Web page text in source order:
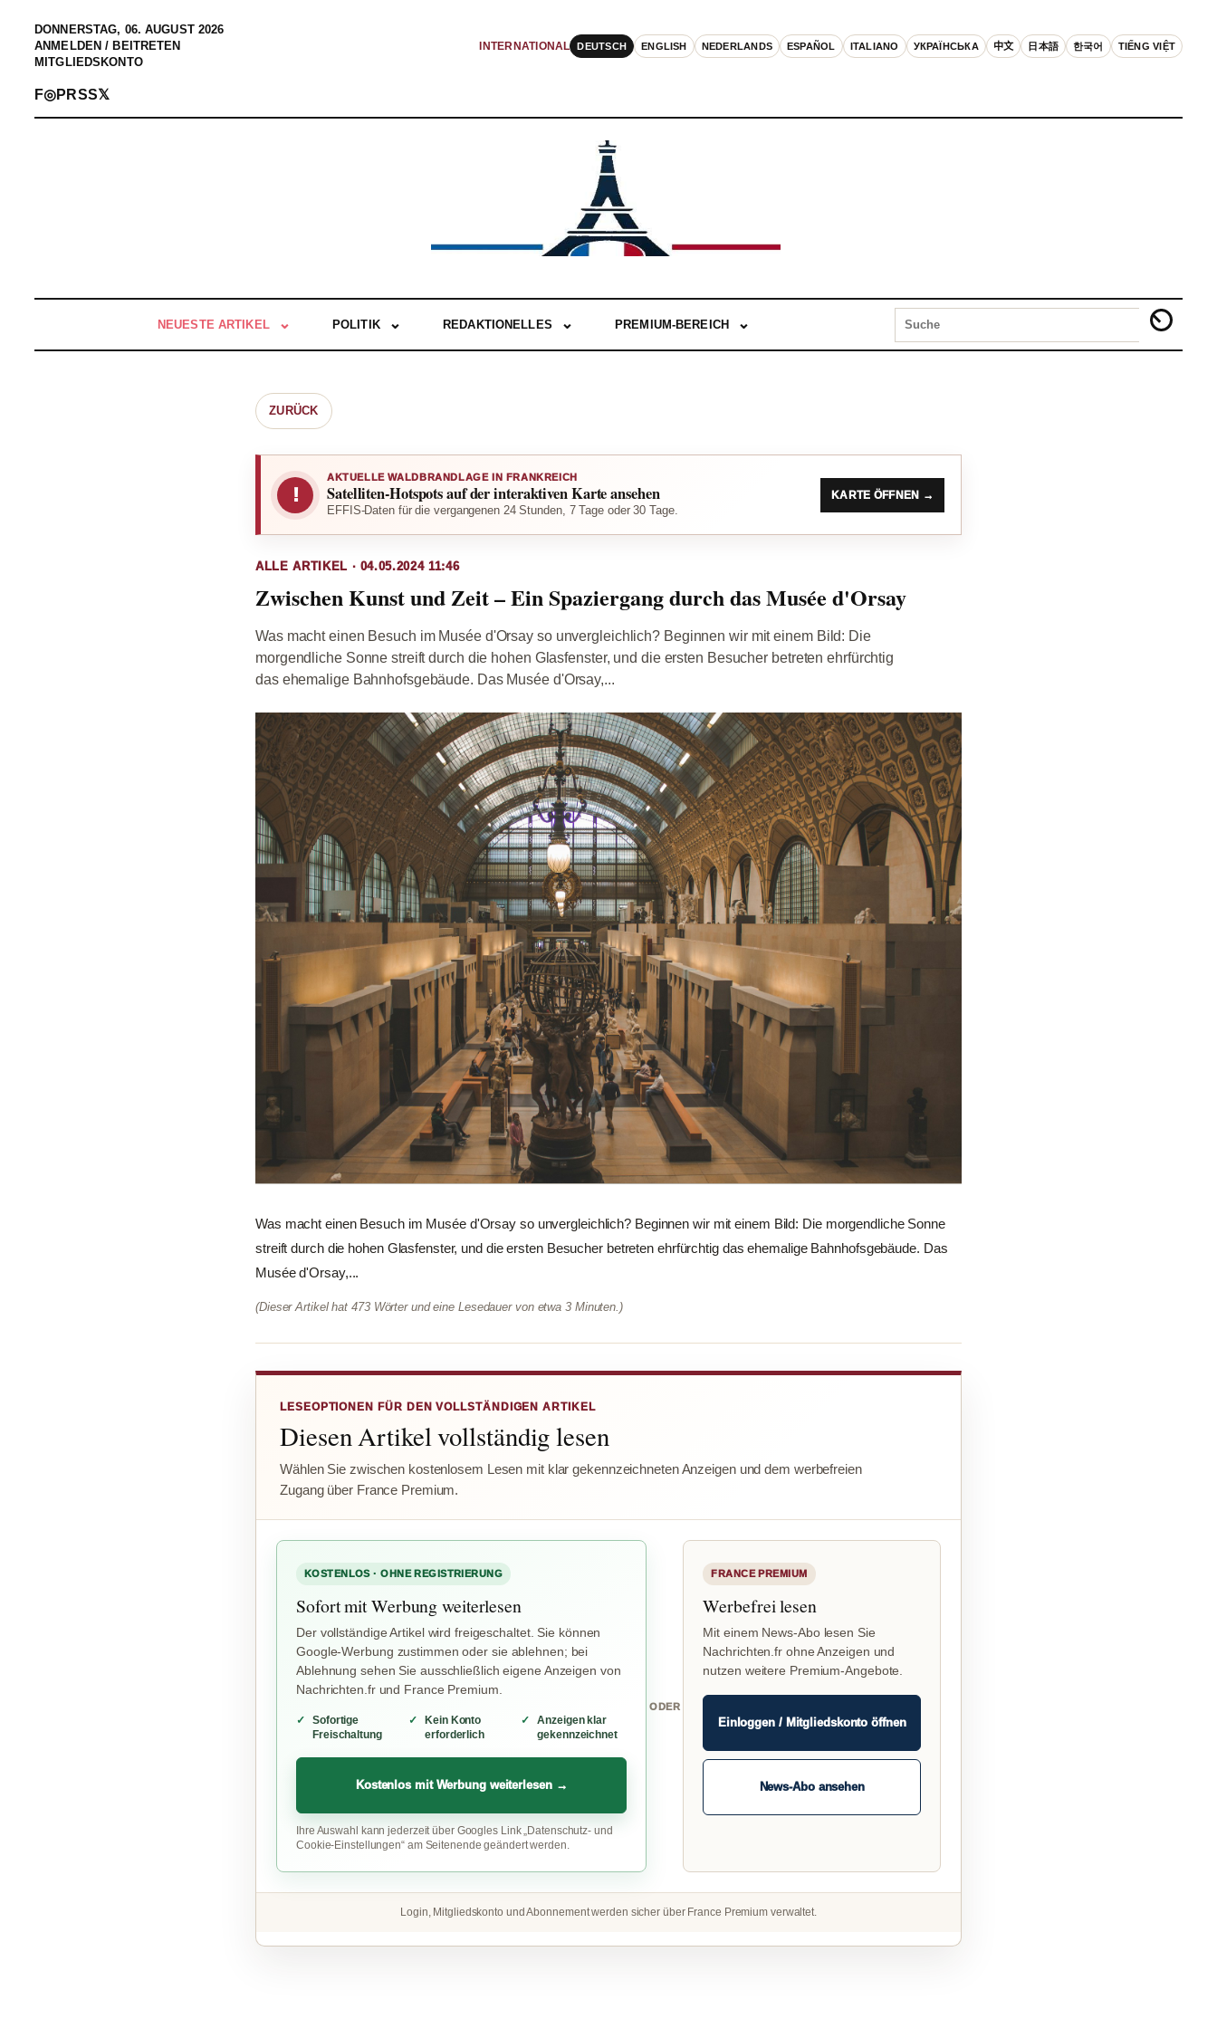
DONNERSTAG, 06. AUGUST 2026
ANMELDEN / BEITRETEN
MITGLIEDSKONTO
INTERNATIONAL DEUTSCH ENGLISH NEDERLANDS ESPAÑOL ITALIANO УКРАЇНСЬКА 中文 日本語 한국어 TIẾNG VIỆT
F◎PRSS𝕏
NEUESTE ARTIKEL POLITIK REDAKTIONELLES PREMIUM-BEREICH
ZURÜCK
!
AKTUELLE WALDBRANDLAGE IN FRANKREICH
Satelliten-Hotspots auf der interaktiven Karte ansehen
EFFIS-Daten für die vergangenen 24 Stunden, 7 Tage oder 30 Tage.
KARTE ÖFFNEN →
ALLE ARTIKEL · 04.05.2024 11:46
Zwischen Kunst und Zeit – Ein Spaziergang durch das Musée d'Orsay
Was macht einen Besuch im Musée d'Orsay so unvergleichlich? Beginnen wir mit einem Bild: Die
morgendliche Sonne streift durch die hohen Glasfenster, und die ersten Besucher betreten ehrfürchtig
das ehemalige Bahnhofsgebäude. Das Musée d'Orsay,...
Was macht einen Besuch im Musée d'Orsay so unvergleichlich? Beginnen wir mit einem Bild: Die morgendliche Sonne
streift durch die hohen Glasfenster, und die ersten Besucher betreten ehrfürchtig das ehemalige Bahnhofsgebäude. Das
Musée d'Orsay,...
(Dieser Artikel hat 473 Wörter und eine Lesedauer von etwa 3 Minuten.)
LESEOPTIONEN FÜR DEN VOLLSTÄNDIGEN ARTIKEL
Diesen Artikel vollständig lesen
Wählen Sie zwischen kostenlosem Lesen mit klar gekennzeichneten Anzeigen und dem werbefreien
Zugang über France Premium.
KOSTENLOS · OHNE REGISTRIERUNG
Sofort mit Werbung weiterlesen
Der vollständige Artikel wird freigeschaltet. Sie können
Google-Werbung zustimmen oder sie ablehnen; bei
Ablehnung sehen Sie ausschließlich eigene Anzeigen von
Nachrichten.fr und France Premium.
Sofortige
Freischaltung
Kein Konto
erforderlich
Anzeigen klar
gekennzeichnet
Kostenlos mit Werbung weiterlesen →
Ihre Auswahl kann jederzeit über Googles Link „Datenschutz- und
Cookie-Einstellungen“ am Seitenende geändert werden.
ODER
FRANCE PREMIUM
Werbefrei lesen
Mit einem News-Abo lesen Sie
Nachrichten.fr ohne Anzeigen und
nutzen weitere Premium-Angebote.
Einloggen / Mitgliedskonto öffnen
News-Abo ansehen
Login, Mitgliedskonto und Abonnement werden sicher über France Premium verwaltet.